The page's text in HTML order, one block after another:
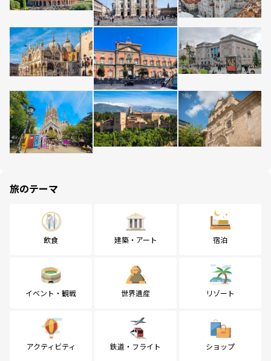
旅のテーマ
飲食 建築・アート 宿泊
イベント・観戦 世界遺産 リゾート
アクティビティ 鉄道・フライト ショップ